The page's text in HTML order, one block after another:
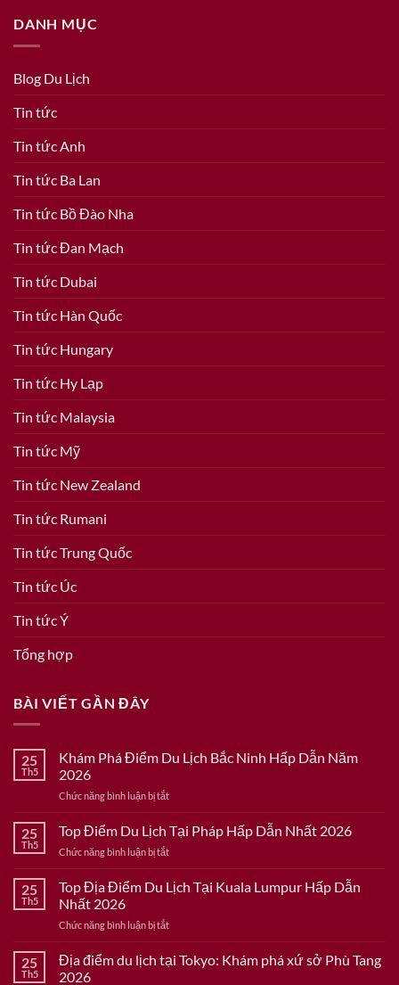
DANH MỤC
Blog Du Lịch
Tin tức
Tin tức Anh
Tin tức Ba Lan
Tin tức Bồ Đào Nha
Tin tức Đan Mạch
Tin tức Dubai
Tin tức Hàn Quốc
Tin tức Hungary
Tin tức Hy Lạp
Tin tức Malaysia
Tin tức Mỹ
Tin tức New Zealand
Tin tức Rumani
Tin tức Trung Quốc
Tin tức Úc
Tin tức Ý
Tổng hợp
BÀI VIẾT GẦN ĐÂY
25
Th5
Khám Phá Điểm Du Lịch Bắc Ninh Hấp Dẫn Năm
2026
Chức năng bình luận bị tắtở
Phá
Điểm
Du
Bắc
Dẫn
2026
25
Th5
Top Điểm Du Lịch Tại Pháp Hấp Dẫn Nhất 2026
Chức năng bình luận bị tắtở
Điểm
Du
Tại
Hấp
25
Th5
Top Địa Điểm Du Lịch Tại Kuala Lumpur Hấp Dẫn
Nhất 2026
Chức năng bình luận bị tắtở
Địa
Điểm
25
Th5
Địa điểm du lịch tại Tokyo: Khám phá xứ sở Phù Tang
2026